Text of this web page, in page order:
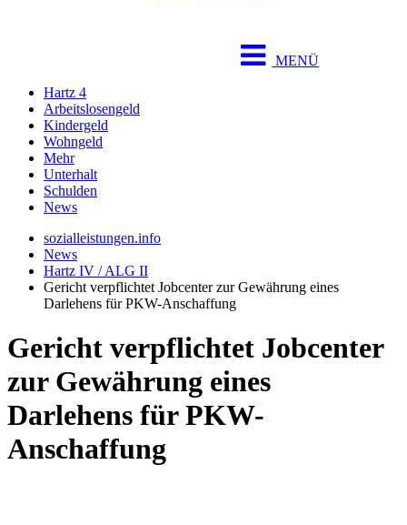
MENÜ
Hartz 4
Arbeitslosengeld
Kindergeld
Wohngeld
Mehr
Unterhalt
Schulden
News
sozialleistungen.info
News
Hartz IV / ALG II
Gericht verpflichtet Jobcenter zur Gewährung eines
Darlehens für PKW-Anschaffung
Gericht verpflichtet Jobcenter
zur Gewährung eines
Darlehens für PKW-
Anschaffung